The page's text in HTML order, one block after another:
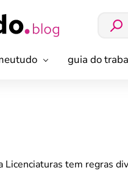
guia do
Licenciaturas tem regras